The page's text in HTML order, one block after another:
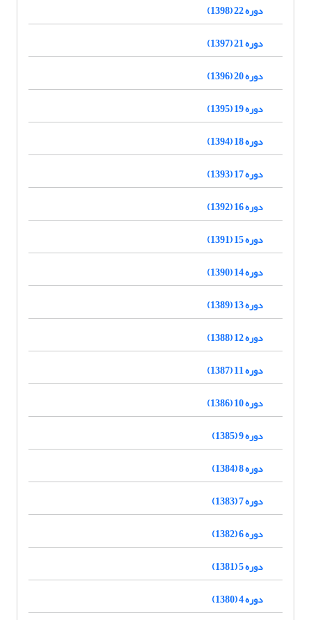
دوره 22 (1398)
دوره 21 (1397)
دوره 20 (1396)
دوره 19 (1395)
دوره 18 (1394)
دوره 17 (1393)
دوره 16 (1392)
دوره 15 (1391)
دوره 14 (1390)
دوره 13 (1389)
دوره 12 (1388)
دوره 11 (1387)
دوره 10 (1386)
دوره 9 (1385)
دوره 8 (1384)
دوره 7 (1383)
دوره 6 (1382)
دوره 5 (1381)
دوره 4 (1380)